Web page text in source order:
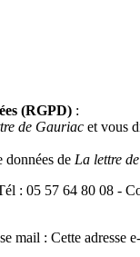
(RGPD) :
de Gauriac et vous
données de La lettre
: 05 57 64 80 08 -
mail : Cette adresse